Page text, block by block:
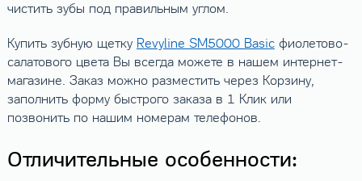
чистить зубы под правильным углом.
Купить зубную щетку Revyline SM5000 Basicфиолетово-
салатового цвета Вы всегда можете в нашем интернет-
магазине. Заказ можно разместить через Корзину,
заполнить форму быстрого заказа в 1 Клик или
позвонить по нашим номерам телефонов.
Отличительные особенности: